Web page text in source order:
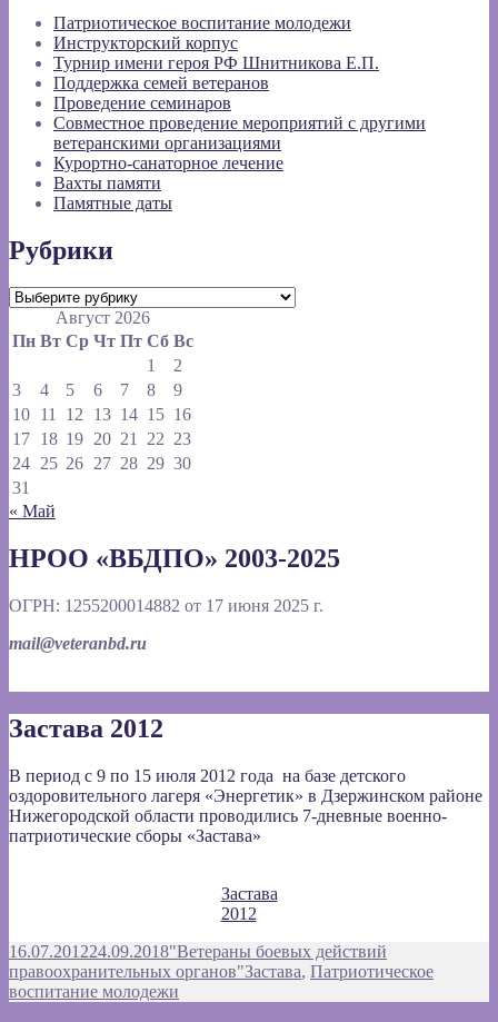
Патриотическое воспитание молодежи
Инструкторский корпус
Турнир имени героя РФ Шнитникова Е.П.
Поддержка семей ветеранов
Проведение семинаров
Совместное проведение мероприятий с другими
ветеранскими организациями
Курортно-санаторное лечение
Вахты памяти
Памятные даты
Рубрики
Рубрики
Август 2026
Пн Вт Ср Чт Пт Сб Вс
1
2
3
4 5 6 7 8
9
10 11 12 13 14 15 16
17 18 19 20 21 22 23
24 25 26 27 28 29 30
31
« Май
НРОО «ВБДПО» 2003-2025
ОГРН: 1255200014882 от 17 июня 2025 г.
mail@veteranbd.ru
Застава 2012
В период с 9 по 15 июля 2012 года на базе детского
оздоровительного лагеря «Энергетик» в Дзержинском районе
Нижегородской области проводились 7-дневные военно-
патриотические сборы «Застава»
Застава
2012
Опубликовано
16.07.201224.09.2018Автор
"Ветераны боевых действий
правоохранительных органов"Рубрики
Застава, Патриотическое
воспитание молодежи